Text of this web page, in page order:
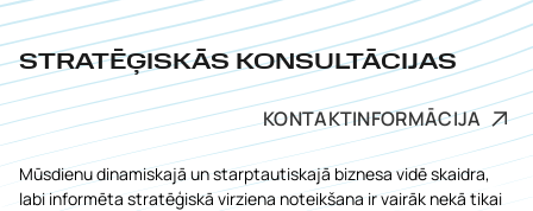
STRATĒĢISKĀS KONSULTĀCIJAS
KONTAKTINFORMĀCIJA
Mūsdienu dinamiskajā un starptautiskajā biznesa vidē skaidra,
labi informēta stratēģiskā virziena noteikšana ir vairāk nekā tikai